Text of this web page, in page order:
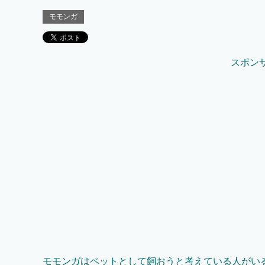
モモンガ
スポン
モモンガはペットとして飼おうと考えている人がい